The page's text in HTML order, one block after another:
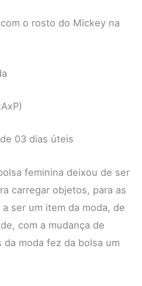
o rosto do Mickey na
03 dias úteis
feminina deixou de ser
carregar objetos, para as
ser um item da moda, de
com a mudança de
moda fez da bolsa um